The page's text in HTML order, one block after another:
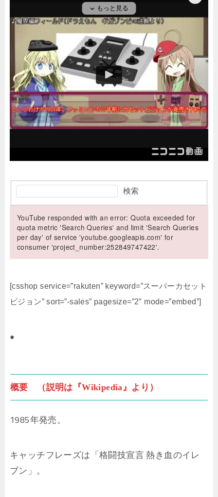
検索
YouTube responded with an error: Quota exceeded for
quota metric 'Search Queries' and limit 'Search Queries
per day' of service 'youtube.googleapis.com' for
consumer 'project_number:252849747422'.
[csshop service=”rakuten” keyword=”スーパーカセット
ビジョン” sort=”-sales” pagesize=”2″ mode=”embed”]
●
概要 （説明は『Wikipedia』より）
1985年発売。
キャッチフレーズは「格闘技宣言 熱き血のイレ
ブン」。